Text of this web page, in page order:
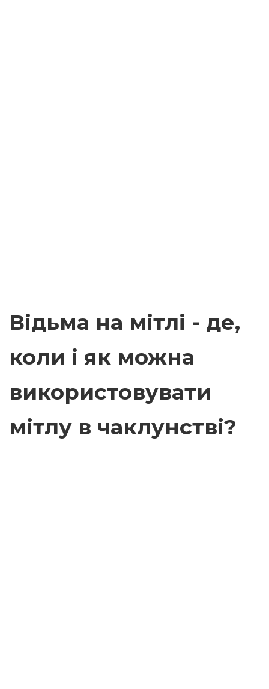
Відьма на мітлі - де,
коли і як можна
використовувати
мітлу в чаклунстві?